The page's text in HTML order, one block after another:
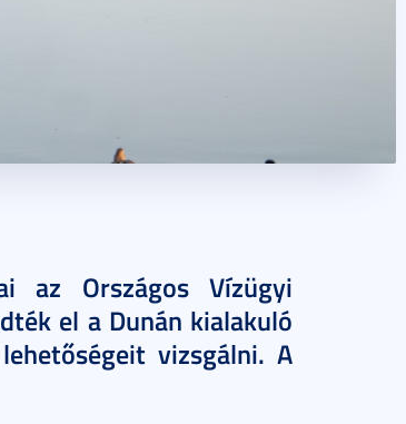
az Országos Vízügyi
el a Dunán kialakuló
vizsgálni. A